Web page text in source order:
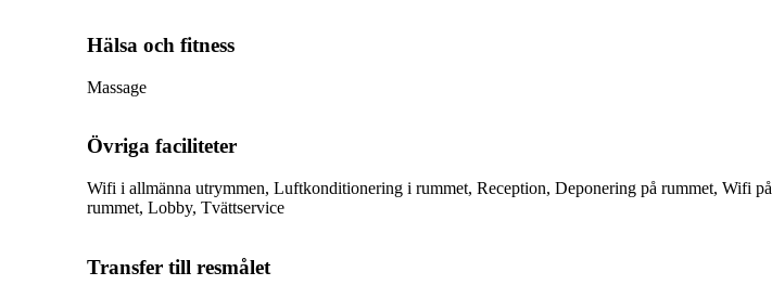
Hälsa och fitness
Massage
Övriga faciliteter
Wifi i allmänna utrymmen, Luftkonditionering i rummet, Reception, Deponering på rummet, Wifi på
rummet, Lobby, Tvättservice
Transfer till resmålet